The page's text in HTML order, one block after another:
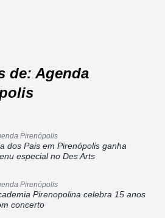
de: Agenda
Pirenópolis
dos Pais em Pirenópolis ganha
especial no Des Arts
Pirenópolis
Pirenopolina celebra 15 anos
concerto